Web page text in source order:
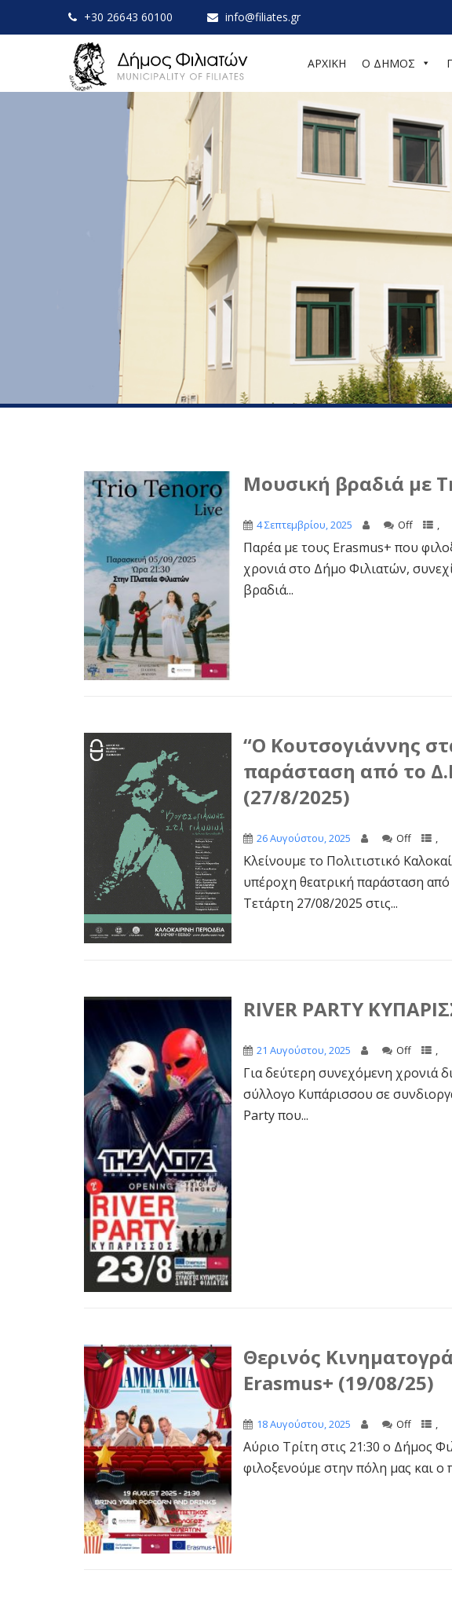
+30 26643 60100 info@filiates.gr
ΑΡΧΙΚΗ Ο ΔΗΜΟΣ
Μουσική βραδιά με
4 Σεπτεμβρίου, 2025 Off ,
Παρέα με τους Erasmus+ που
χρονιά στο Δήμο Φιλιατών,
βραδιά...
“Ο Κουτσογιάννης
παράσταση από το
(27/8/2025)
26 Αυγούστου, 2025 Off ,
Κλείνουμε το Πολιτιστικό
υπέροχη θεατρική παράσταση
Τετάρτη 27/08/2025 στις...
RIVER PARTY
21 Αυγούστου, 2025 Off ,
Για δεύτερη συνεχόμενη χρονιά
σύλλογο Κυπάρισσου σε
Party που...
Θερινός
Erasmus+ (19/08/25)
18 Αυγούστου, 2025 Off ,
Αύριο Τρίτη στις 21:30 ο Δήμος
φιλοξενούμε στην πόλη μας και ο